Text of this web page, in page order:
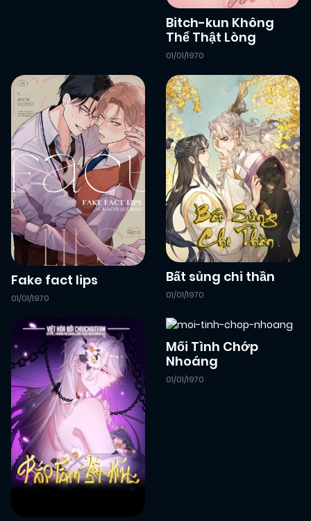
Bitch-kun Không
Thể Thật Lòng
01/01/1970
Fake fact lips
01/01/1970
Bất sủng chi thần
01/01/1970
Mối Tình Chớp
Nhoáng
01/01/1970